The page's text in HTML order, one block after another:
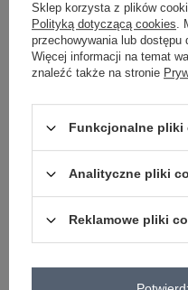
Zadzwoń+48 601 547
Kod produktu
RV-BL-7305.79
dominujący
długi rękaw
materiał
dominujący
bawełna
Sklep korzysta z plików
Polityką dotyczącą cookies.
przechowywania lub dostępu
Więcej informacji na temat
znaleźć także na stronie
Funkcjonalne pliki
Analityczne pliki
Reklamowe pliki